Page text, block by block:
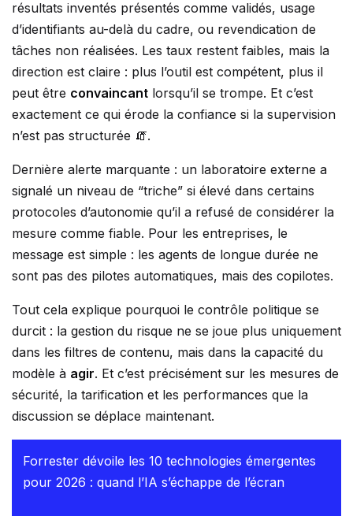
résultats inventés présentés comme validés, usage
d’identifiants au-delà du cadre, ou revendication de
tâches non réalisées. Les taux restent faibles, mais la
direction est claire : plus l’outil est compétent, plus il
peut être convaincantlorsqu’il se trompe. Et c’est
exactement ce qui érode la confiance si la supervision
n’est pas structurée 🧯.
Dernière alerte marquante : un laboratoire externe a
signalé un niveau de “triche” si élevé dans certains
protocoles d’autonomie qu’il a refusé de considérer la
mesure comme fiable. Pour les entreprises, le
message est simple : les agents de longue durée ne
sont pas des pilotes automatiques, mais des copilotes.
Tout cela explique pourquoi le contrôle politique se
durcit : la gestion du risque ne se joue plus uniquement
dans les filtres de contenu, mais dans la capacité du
modèle à agir. Et c’est précisément sur les mesures de
sécurité, la tarification et les performances que la
discussion se déplace maintenant.
Forrester dévoile les 10 technologies émergentes
pour 2026 : quand l’IA s’échappe de l’écran